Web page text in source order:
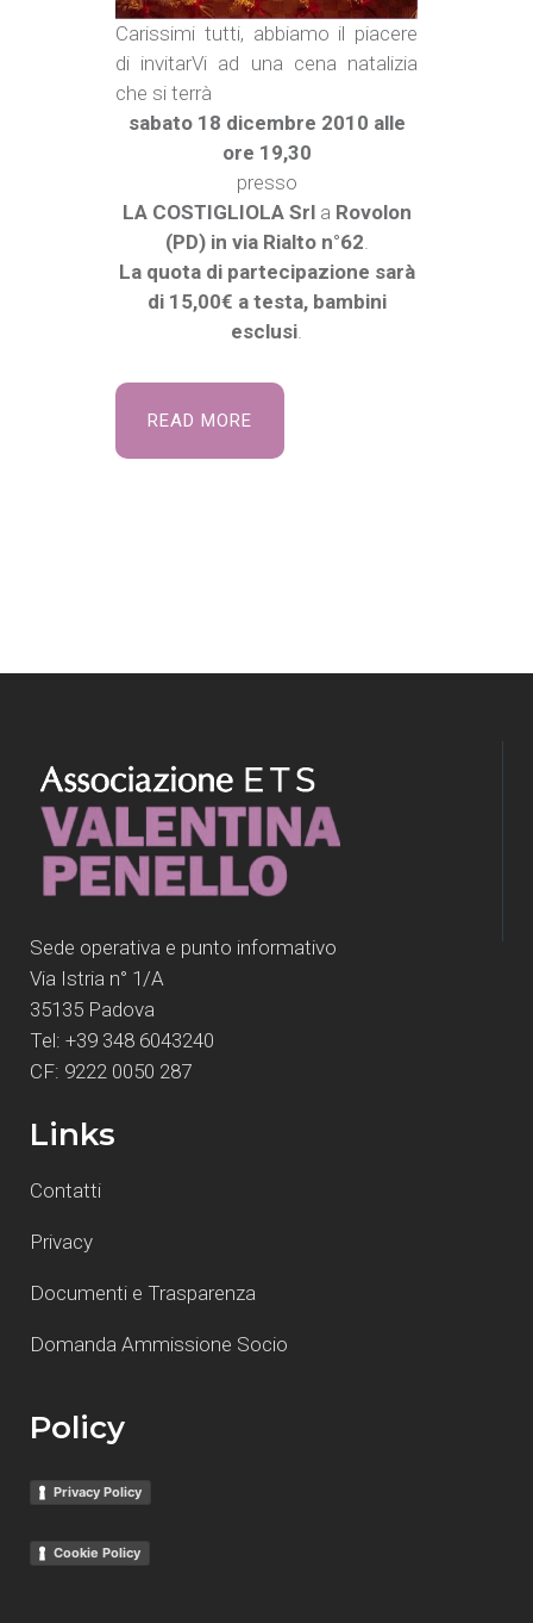
Carissimi tutti, abbiamo il piacere
di invitarVi ad una cena natalizia
che si terrà
sabato 18 dicembre 2010 alle
ore 19,30
presso
LA COSTIGLIOLA Srl a Rovolon
(PD) in via Rialto n°62
La quota di partecipazione sarà
di 15,00€ a testa, bambini
esclusi
READ MORE
Sede operativa e punto informativo
Via Istria n° 1/A
35135 Padova
Tel: +39 348 6043240
CF: 9222 0050 287
Links
Contatti
Privacy
Documenti e Trasparenza
Domanda Ammissione Socio
Policy
Privacy Policy
Cookie Policy